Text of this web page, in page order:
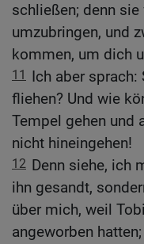
schließen; denn
umzubringen, und
kommen, um dich
11
Ich aber
fliehen? Und wie
Tempel gehen und
nicht hineingehen!
12 Denn siehe, ich
ihn gesandt,
über mich, weil
angeworben hatten;